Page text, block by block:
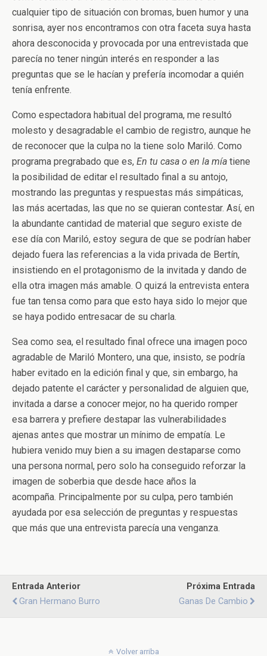
cualquier tipo de situación con bromas, buen humor y una
sonrisa, ayer nos encontramos con otra faceta suya hasta
ahora desconocida y provocada por una entrevistada que
parecía no tener ningún interés en responder a las
preguntas que se le hacían y prefería incomodar a quién
tenía enfrente.
Como espectadora habitual del programa, me resultó
molesto y desagradable el cambio de registro, aunque he
de reconocer que la culpa no la tiene solo Mariló. Como
programa pregrabado que es, En tu casa o en la mía tiene
la posibilidad de editar el resultado final a su antojo,
mostrando las preguntas y respuestas más simpáticas,
las más acertadas, las que no se quieran contestar. Así, en
la abundante cantidad de material que seguro existe de
ese día con Mariló, estoy segura de que se podrían haber
dejado fuera las referencias a la vida privada de Bertín,
insistiendo en el protagonismo de la invitada y dando de
ella otra imagen más amable. O quizá la entrevista entera
fue tan tensa como para que esto haya sido lo mejor que
se haya podido entresacar de su charla.
Sea como sea, el resultado final ofrece una imagen poco
agradable de Mariló Montero, una que, insisto, se podría
haber evitado en la edición final y que, sin embargo, ha
dejado patente el carácter y personalidad de alguien que,
invitada a darse a conocer mejor, no ha querido romper
esa barrera y prefiere destapar las vulnerabilidades
ajenas antes que mostrar un mínimo de empatía. Le
hubiera venido muy bien a su imagen destaparse como
una persona normal, pero solo ha conseguido reforzar la
imagen de soberbia que desde hace años la
acompaña. Principalmente por su culpa, pero también
ayudada por esa selección de preguntas y respuestas
que más que una entrevista parecía una venganza.
Entrada Anterior
Gran Hermano Burro
Próxima Entrada
Ganas De Cambio
Volver arriba